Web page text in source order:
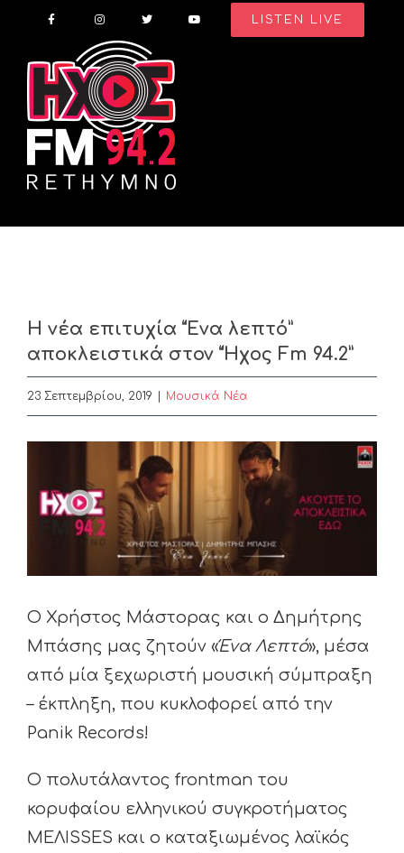
content
LISTEN LIVE
Η νέα επιτυχία “Ένα λεπτό”
αποκλειστικά στον “Ήχος Fm 94.2”
23 Σεπτεμβρίου, 2019 Μουσικά Νέα
Larger
Image
Ο Χρήστος Μάστορας και ο Δημήτρης
Μπάσης μας ζητούν «Ένα Λεπτό», μέσα
από μία ξεχωριστή μουσική σύμπραξη
– έκπληξη, που κυκλοφορεί από την
Panik Records!
Ο πολυτάλαντος frontman του
κορυφαίου ελληνικού συγκροτήματος
MΕΛISSES και ο καταξιωμένος λαϊκός